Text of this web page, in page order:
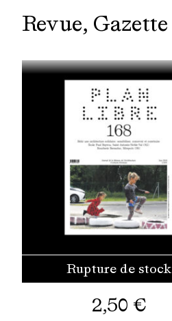
Revue Gazette
Rupture de stock
2,50 €